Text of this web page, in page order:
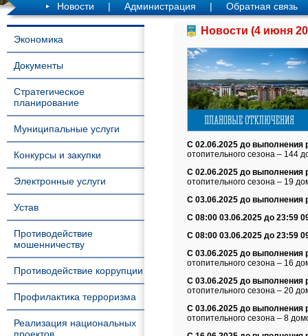
Новости | Администрация | Обратная связь
Экономика
Документы
Стратегическое
планирование
Муниципальные услуги
Конкурсы и закупки
Электронные услуги
Устав
Противодействие
мошенничеству
Противодействие коррупции
Профилактика терроризма
Реализация национальных
Новости (4 июня
С 02.06.2025 до выполнения
отопительного сезона – 144
С 02.06.2025 до выполнения
отопительного сезона – 19
С 03.06.2025 до выполнения
С 08:00 03.06.2025 до 23:59
С 08:00 03.06.2025 до 23:59
С 03.06.2025 до выполнения
отопительного сезона – 16
С 03.06.2025 до выполнения
отопительного сезона – 20
С 03.06.2025 до выполнения
отопительного сезона – 8 дом